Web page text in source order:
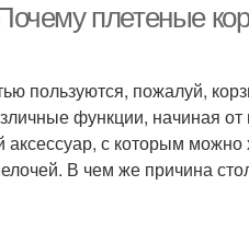
плетеные
пользуются, пожалуй,
функции, начиная
с которым можно
В чем же причина